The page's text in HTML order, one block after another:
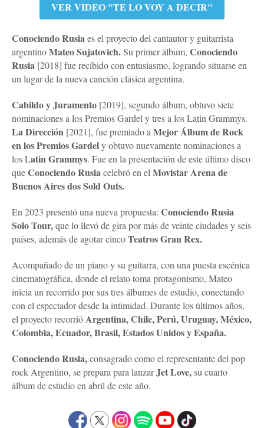
VER VIDEO "TE LO VOY A DECIR"
Conociendo Rusiaes el proyecto del cantautor y guitarrista
argentinoMateo Sujatovich.Su primer álbum, Conociendo
Rusia [2018] fue recibido con entusiasmo, logrando situarse en
un lugar de la nueva canción clásica argentina.
Cabildo y Juramento [2019], segundo álbum, obtuvo siete
nominaciones a los Premios Gardel y tres a los Latin Grammys.
La Dirección [2021], fue premiado a Mejor Álbum de Rock
en los Premios Gardely obtuvo nuevamente nominaciones a
los Latin Grammys. Fue en la presentación de este último disco
queConociendo Rusiacelebró en el Movistar Arena de
Buenos Aires dos Sold Outs.
En 2023 presentó una nueva propuesta: Conociendo Rusia
Solo Tour,que lo llevó de gira por más de veinte ciudades y seis
países, además de agotar cincoTeatros Gran Rex.
Acompañado de un piano y su guitarra, con una puesta escénica
cinematográfica, donde el relato toma protagonismo, Mateo
inicia un recorrido por sus tres álbumes de estudio, conectando
con el espectador desde la intimidad. Durante los últimos años,
el proyecto recorrióArgentina, Chile, Perú, Uruguay, México,
Colombia, Ecuador, Brasil, Estados Unidos y España.
Conociendo Rusia,consagrado como el representante del pop
rock Argentino, se prepara para lanzarJet Love,su cuarto
álbum de estudio en abril de este año.